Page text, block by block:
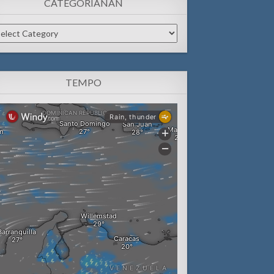
CATEGORIANAN
TEMPO